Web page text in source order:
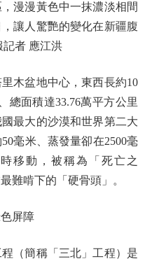
漫漫黃色中一抹濃淡相間
讓人驚艷的變化在新疆腹
記者 應江洪
盆地中心，東西長約10
總面積達33.76萬平方公里
最大的沙漠和世界第二大
毫米、蒸發量卻在2500毫
移動，被稱為「死亡之
難啃下的「硬骨頭」。
屏障
簡稱「三北」工程）是